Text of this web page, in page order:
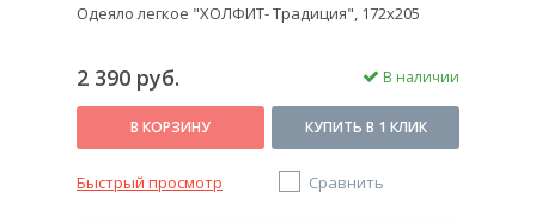
Одеяло легкое "ХОЛФИТ- Традиция", 172х205
2 390 руб. В наличии
В КОРЗИНУ КУПИТЬ В 1 КЛИК
Быстрый просмотр Сравнить